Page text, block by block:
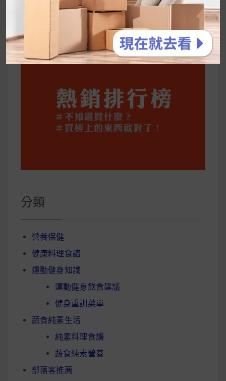
公主營養師：飲食改變也是能快樂執行的！6 個
你一定要知道的技巧
分類
營養保健
健康料理食譜
運動健身知識
運動健身飲食建議
健身重訓菜單
蔬食純素生活
純素料理食譜
蔬食純素營養
部落客推薦